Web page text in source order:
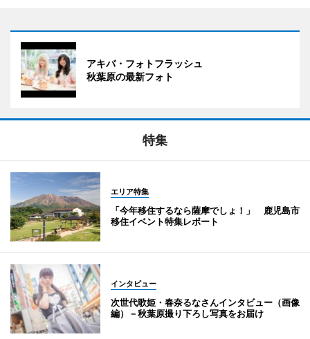
アキバ・フォトフラッシュ
秋葉原の最新フォト
特集
エリア特集
「今年移住するなら薩摩でしょ！」 鹿児島市
移住イベント特集レポート
インタビュー
次世代歌姫・春奈るなさんインタビュー（画像
編）－秋葉原撮り下ろし写真をお届け